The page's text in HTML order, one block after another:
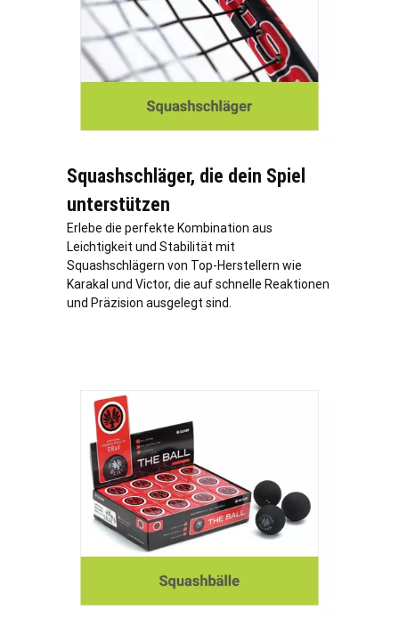
Squashschläger, die dein Spiel
unterstützen
Erlebe die perfekte Kombination aus
Leichtigkeit und Stabilität mit
Squashschlägern von Top-Herstellern wie
Karakal und Victor, die auf schnelle Reaktionen
und Präzision ausgelegt sind.